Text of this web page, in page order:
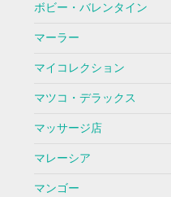
ボビー・バレンタイン
マーラー
マイコレクション
マツコ・デラックス
マッサージ店
マレーシア
マンゴー